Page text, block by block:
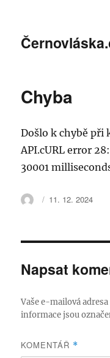
Chyba
Došlo k chybě při
API.cURL error
30001
Autor:Publikováno:
11. 12. 2024
Napsat
Vaše e-mailová
informace jsou
KOMENTÁŘ *